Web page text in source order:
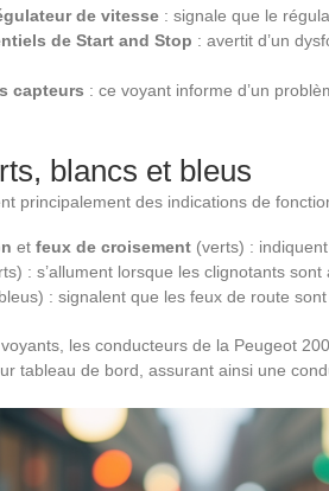
de vitesse : signale que le
de Start and Stop : avertit d’un
capteurs : ce voyant informe d’un
blancs et bleus
principalement des indications de
et feux de croisement (verts) :
: s’allument lorsque les clignotants sont
: signalent que les feux de route sont
les conducteurs de la Peugeot
tableau de bord, assurant ainsi une